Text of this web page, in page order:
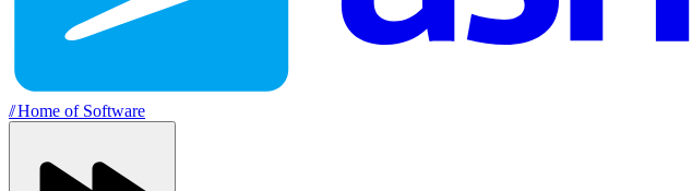
//Home of Software